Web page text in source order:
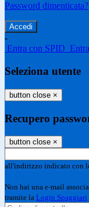
Password dimenticata?
-
Entra con SPID
Seleziona utente
button close ×
Recupero
button close ×
all'indirizzo indicato con
Non hai una e-mail
tramite la Login Spaggiari